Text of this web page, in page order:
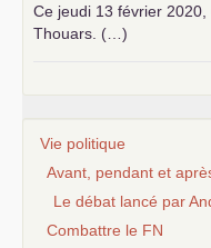
Ce jeudi 13 février
Thouars. (…)
Vie politique
Avant, pendant et
Le débat lancé par
Combattre le FN